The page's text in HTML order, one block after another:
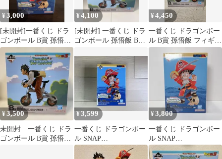
¥3,000
[未開封]一番くじ ドラ
ゴンボール B賞 孫悟空
フィギュア
¥4,100
[未開封] 一番くじ ドラ
ゴンボール 孫悟飯 B賞
¥4,450
一番くじ ドラゴンボー
ル B賞 孫悟飯 フィギュ
ア
¥3,500
未開封 一番くじ ドラ
ゴンボール B賞 孫悟飯
¥3,599
一番くじ ドラゴンボー
ル SNAP
COLLECTION2 B賞 フ
ィギュア
¥3,800
一番くじ ドラゴンボー
ル SNAP
COLLECTION2 B賞 孫
悟空 未開封